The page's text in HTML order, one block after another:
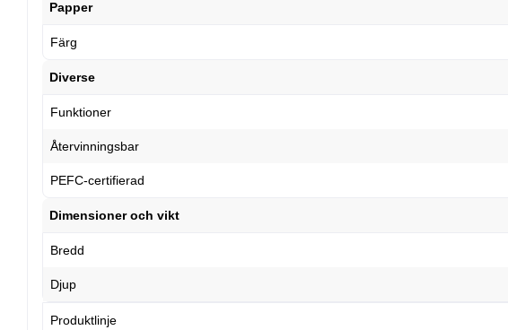
Papper
Färg
Diverse
Funktioner
Återvinningsbar
PEFC-certifierad
Dimensioner och vikt
Bredd
Djup
Produktlinje